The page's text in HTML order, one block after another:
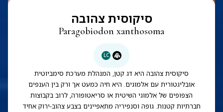
סיקוסית צהובה
Paragobiodon xanthosoma
LC
סיקוסית צהובה היא דג קטן, המנהלת מערכת סימביוטית
אובליגטורית עם אלמוגים. היא חיה כמעט אך ורק בין הענפים
הצפופים של אלמוגי השיטית או סריאטופורה, לרוב בקבוצות
חברתיות קטנות. גופה וסנפיריה מתאפיינים בצבע צהוב-ירוק אחיד